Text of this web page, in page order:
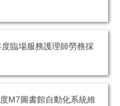
臨場服務護理師勞務採
M7圖書館自動化系統維